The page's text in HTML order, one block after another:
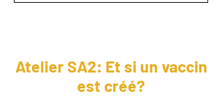
Atelier SA2: Et si un vaccin
est créé?